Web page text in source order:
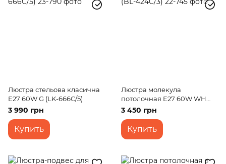
Люстра стельова класична
E27 60W G (LK-666C/5)
3 990 грн
Купить
Люстра молекула
потолочная E27 60W WH
(BL-424C/3)
3 450 грн
Купить